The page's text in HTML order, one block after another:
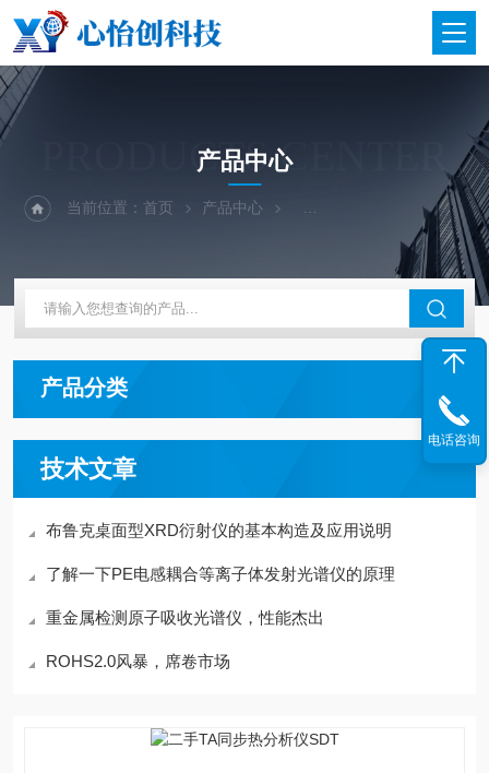
PRODUCTS CENTER
产品中心
当前位置：首页 产品中心 二手仪器-光谱-色谱-质谱
产品分类
技术文章
布鲁克桌面型XRD衍射仪的基本构造及应用说明
了解一下PE电感耦合等离子体发射光谱仪的原理
重金属检测原子吸收光谱仪，性能杰出
ROHS2.0风暴，席卷市场
电话咨询